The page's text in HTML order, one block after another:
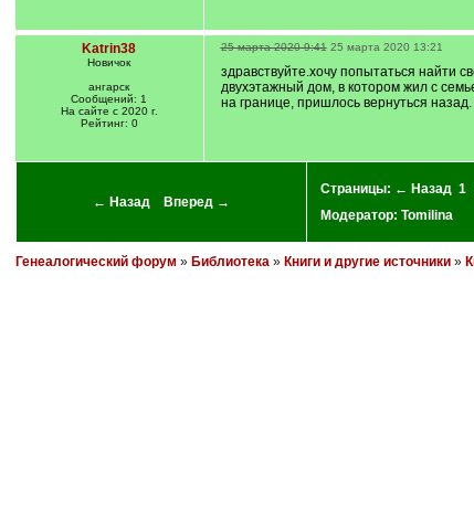
Katrin38
Новичок
ангарск
Сообщений: 1
На сайте с 2020 г.
Рейтинг: 0
25 марта 2020 9:41 25 марта 2020 13:21
здравствуйте.хочу попытаться найти
двухэтажный дом, в котором жил с
на границе, пришлось вернуться
← Назад Вперед →
Страницы: ← Назад 1
Модератор: Tomilina
Генеалогический форум » Библиотека» Книги и другие источники»